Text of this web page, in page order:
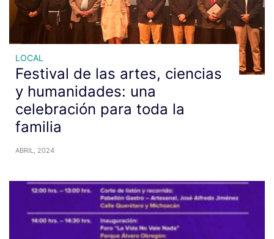
LOCAL
Festival de las artes, ciencias
y humanidades: una
celebración para toda la
familia
ABRIL, 2024